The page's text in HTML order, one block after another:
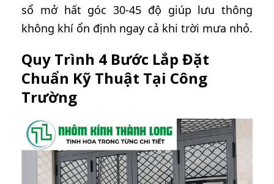
sổ mở hất góc 30-45 độ giúp lưu thông
không khí ổn định ngay cả khi trời mưa nhỏ.
Quy Trình 4 Bước Lắp Đặt
Chuẩn Kỹ Thuật Tại Công
Trường